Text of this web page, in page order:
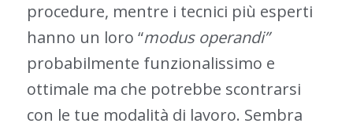
procedure, mentre i tecnici più esperti
hanno un loro “modus operandi”
probabilmente funzionalissimo e
ottimale ma che potrebbe scontrarsi
con le tue modalità di lavoro. Sembra